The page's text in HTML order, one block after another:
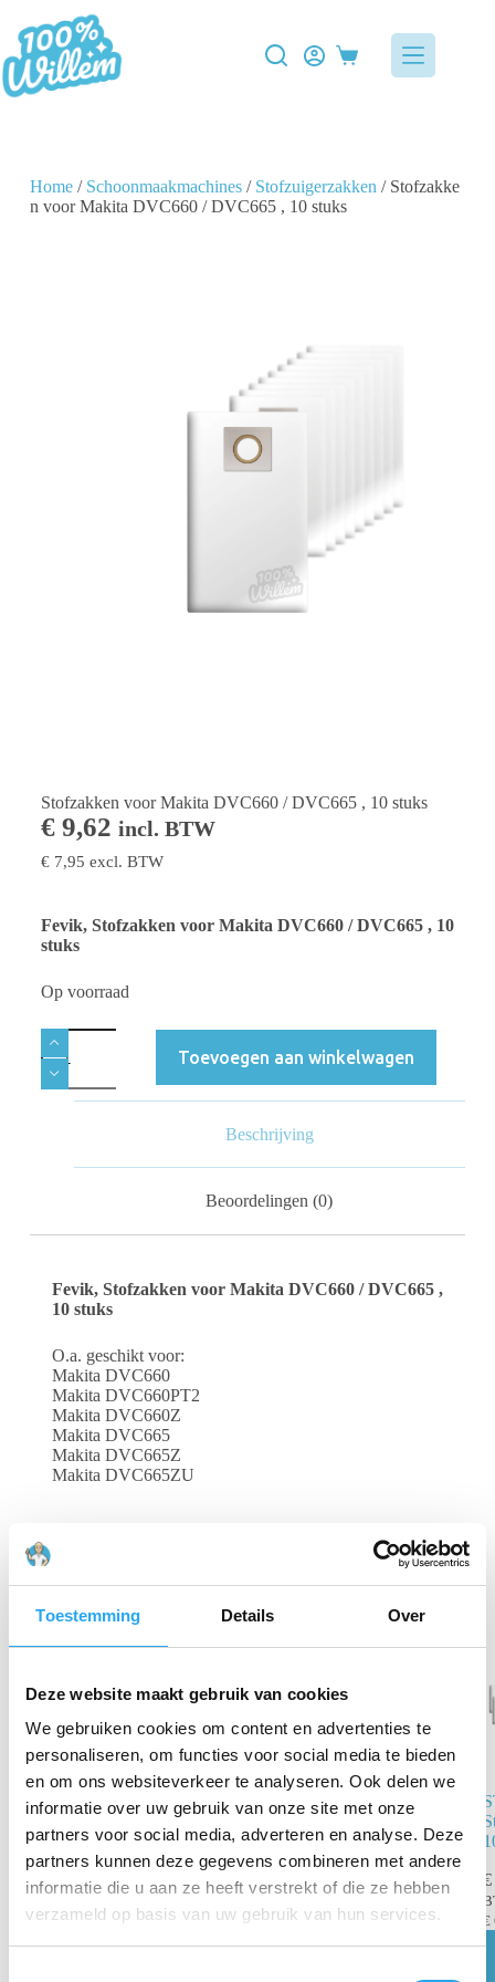
Toestemming Details Over
Deze website maakt gebruik van cookies
We gebruiken cookies om content en advertenties te
personaliseren, om functies voor social media te bieden
en om ons websiteverkeer te analyseren. Ook delen we
informatie over uw gebruik van onze site met onze
partners voor social media, adverteren en analyse. Deze
partners kunnen deze gegevens combineren met andere
informatie die u aan ze heeft verstrekt of die ze hebben
verzameld op basis van uw gebruik van hun services.
Home/ Schoonmaakmachines/ Stofzuigerzakken / Stofzakke
n voor Makita DVC660 / DVC665 , 10 stuks
Stofzakken voor Makita DVC660 / DVC665 , 10 stuks
€9,62 incl. BTW
€7,95 excl. BTW
Fevik, Stofzakken voor Makita DVC660 / DVC665 , 10
stuks
Op voorraad
Toevoegen aan winkelwagen
Beschrijving
Beoordelingen (0)
Fevik, Stofzakken voor Makita DVC660 / DVC665 ,
10 stuks
O.a. geschikt voor:
Makita DVC660
Makita DVC660PT2
Makita DVC660Z
Makita DVC665
Makita DVC665Z
Makita DVC665ZU
Gerelateerde producten
STAR Silent
Baby
Stofzuigerzakken
– 5 stuks
€8,41
BTW
€
€